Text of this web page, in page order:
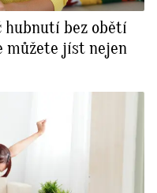
hubnutí bez obětí
můžete jíst nejen